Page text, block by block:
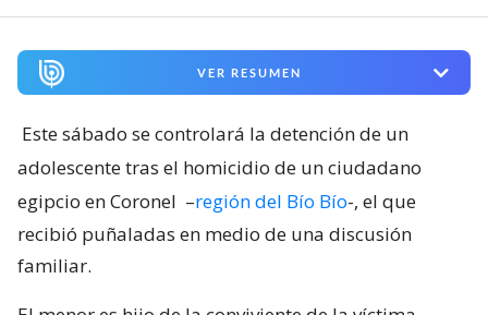
VER RESUMEN
Este sábado se controlará la detención de un
adolescente tras el homicidio de un ciudadano
egipcio en Coronel –región del Bío Bío-, el que
recibió puñaladas en medio de una discusión
familiar.